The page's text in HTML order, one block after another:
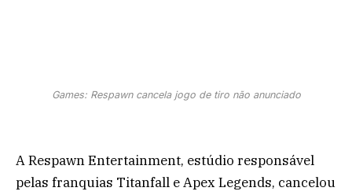
Games: Respawn cancela jogo de tiro não anunciado
A Respawn Entertainment, estúdio responsável
pelas franquias Titanfall e Apex Legends, cancelou